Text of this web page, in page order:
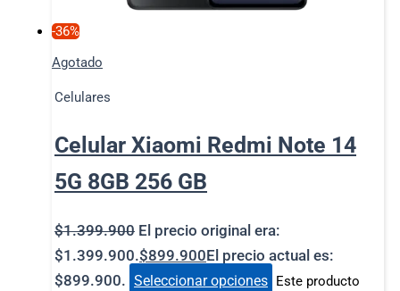
-36%
Agotado
Celulares
Celular Xiaomi Redmi Note 14
5G 8GB 256 GB
$1.399.900 El precio original era:
$1.399.900.$899.900El precio actual es:
$899.900. Seleccionar opciones Este producto